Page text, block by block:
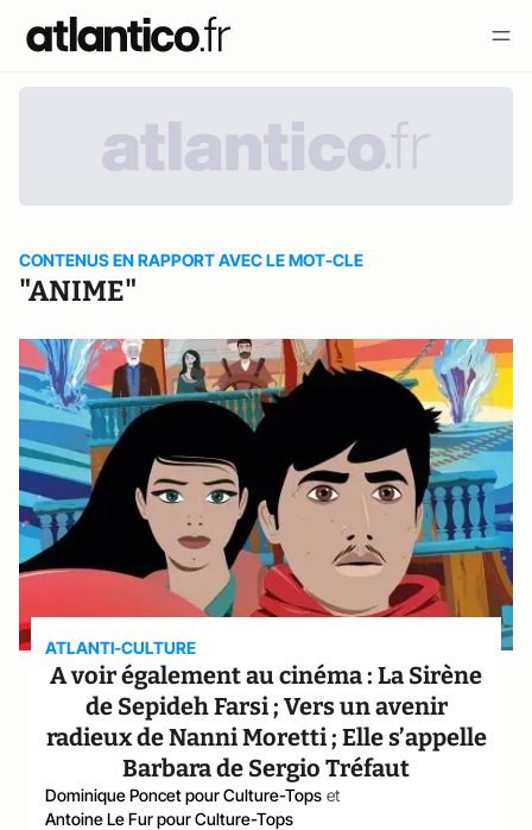
CONTENUS EN RAPPORT AVEC LE MOT-CLE
"ANIME"
ATLANTI-CULTURE
A voir également au cinéma : La Sirène
de Sepideh Farsi ; Vers un avenir
radieux de Nanni Moretti ; Elle s’appelle
Barbara de Sergio Tréfaut
Dominique Poncet pour Culture-Tops et
Antoine Le Fur pour Culture-Tops